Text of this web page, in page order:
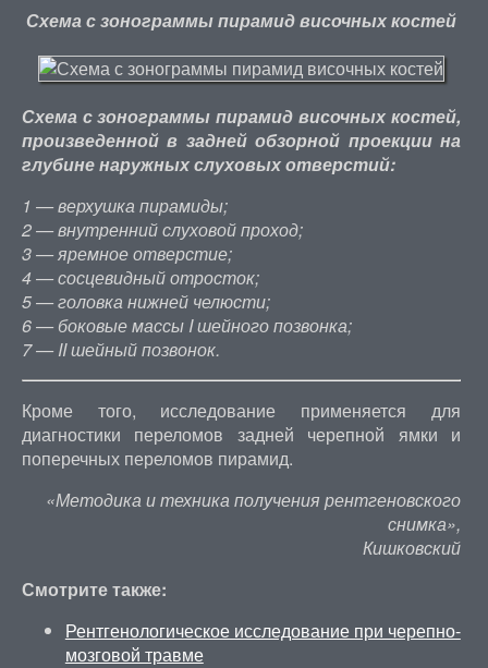
Схема с зонограммы пирамид височных костей
Схема с зонограммы пирамид височных костей,
произведенной в задней обзорной проекции на
глубине наружных слуховых отверстий:
1 — верхушка пирамиды;
2 — внутренний слуховой проход;
3 — яремное отверстие;
4 — сосцевидный отросток;
5 — головка нижней челюсти;
6 — боковые массы I шейного позвонка;
7 — II шейный позвонок.
Кроме того, исследование применяется для
диагностики переломов задней черепной ямки и
поперечных переломов пирамид.
«Методика и техника получения рентгеновского
снимка»,
Кишковский
Смотрите также:
Рентгенологическое исследование при черепно-
мозговой травме